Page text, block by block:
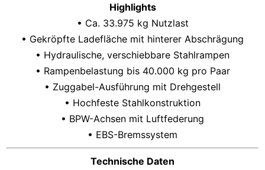
Highlights
• Ca. 33.975 kg Nutzlast
• Gekröpfte Ladefläche mit hinterer Abschrägung
• Hydraulische, verschiebbare Stahlrampen
• Rampenbelastung bis 40.000 kg pro Paar
• Zuggabel-Ausführung mit Drehgestell
• Hochfeste Stahlkonstruktion
• BPW-Achsen mit Luftfederung
• EBS-Bremssystem
Technische Daten